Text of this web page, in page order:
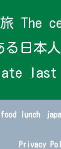
旅
本人
ate
food lunch
Privacy